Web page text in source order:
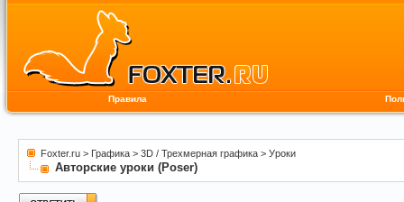
Правила
Foxter.ru > Графика > 3D / Трехмерная графика > Уроки
Авторские уроки (Poser)